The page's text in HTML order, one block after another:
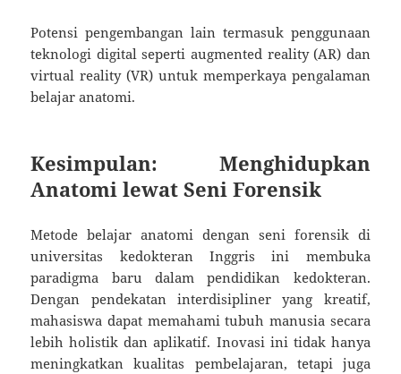
Potensi pengembangan lain termasuk penggunaan
teknologi digital seperti augmented reality (AR) dan
virtual reality (VR) untuk memperkaya pengalaman
belajar anatomi.
Kesimpulan: Menghidupkan
Anatomi lewat Seni Forensik
Metode belajar anatomi dengan seni forensik di
universitas kedokteran Inggris ini membuka
paradigma baru dalam pendidikan kedokteran.
Dengan pendekatan interdisipliner yang kreatif,
mahasiswa dapat memahami tubuh manusia secara
lebih holistik dan aplikatif. Inovasi ini tidak hanya
meningkatkan kualitas pembelajaran, tetapi juga